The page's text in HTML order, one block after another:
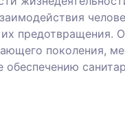
предотвращения.
поколения,